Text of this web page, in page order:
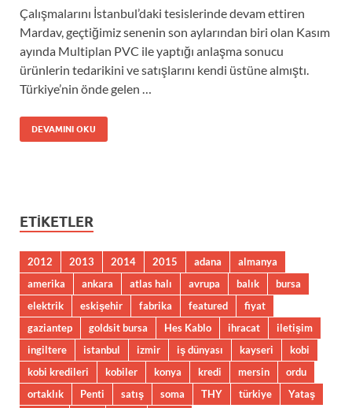
Çalışmalarını İstanbul’daki tesislerinde devam ettiren
Mardav, geçtiğimiz senenin son aylarından biri olan Kasım
ayında Multiplan PVC ile yaptığı anlaşma sonucu
ürünlerin tedarikini ve satışlarını kendi üstüne almıştı.
Türkiye’nin önde gelen …
DEVAMINI OKU
ETIKETLER
2012 2013 2014 2015 adana
almanya
amerika
ankara atlas halı avrupa balık
bursa
elektrik
eskişehir fabrika featured
fiyat
gaziantep
goldsit bursa Hes Kablo ihracat
iletişim
ingiltere
istanbul izmir iş dünyası kayseri
kobi
kobi kredileri
kobiler konya kredi mersin
ordu
ortaklık
Penti satış soma THY türkiye Yataş